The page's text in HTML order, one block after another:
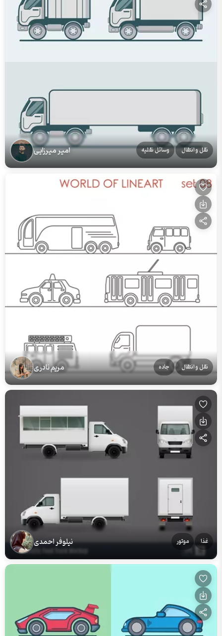
نقل و انتقال وسائل نقلیه امیر میرزایی
نقل و انتقال جاده مریم نادری
غذا موتور نیلوفر احمدی